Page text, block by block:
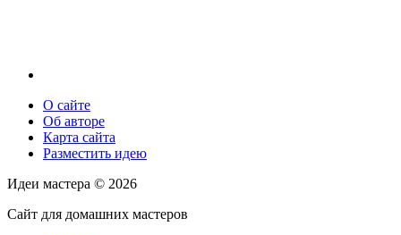
О сайте
Об авторе
Карта сайта
Разместить идею
Идеи мастера © 2026
Сайт для домашних мастеров